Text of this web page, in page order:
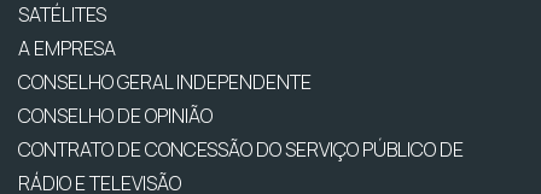
SATÉLITES
A EMPRESA
CONSELHO GERAL INDEPENDENTE
CONSELHO DE OPINIÃO
CONTRATO DE CONCESSÃO DO SERVIÇO PÚBLICO DE
RÁDIO E TELEVISÃO